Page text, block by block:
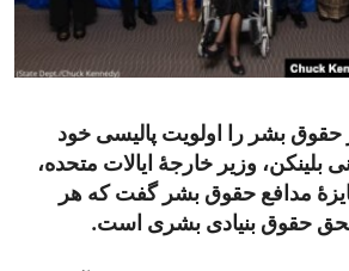
ENVIRONMENT AND HEALTH
IDEALS AND INSTITUTIONS
حقوق بشر را اولویت پالیسی خود
بلینکن، وزیر خارجۀ ایالات متحده،
مدافع حقوق بشر گفت که هر
حقوق بنیادی بشری است.